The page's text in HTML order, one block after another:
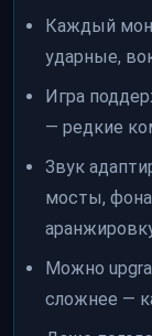
Каждый
ударные,
Игра
— редкие
Звук
мосты,
Можно
сложнее —